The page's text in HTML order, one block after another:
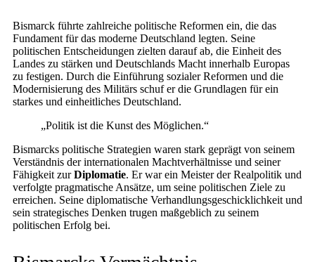
Bismarck führte zahlreiche politische Reformen ein, die das
Fundament für das moderne Deutschland legten. Seine
politischen Entscheidungen zielten darauf ab, die Einheit des
Landes zu stärken und Deutschlands Macht innerhalb Europas
zu festigen. Durch die Einführung sozialer Reformen und die
Modernisierung des Militärs schuf er die Grundlagen für ein
starkes und einheitliches Deutschland.
„Politik ist die Kunst des Möglichen.“
Bismarcks politische Strategien waren stark geprägt von seinem
Verständnis der internationalen Machtverhältnisse und seiner
Fähigkeit zurDiplomatie. Er war ein Meister der Realpolitik und
verfolgte pragmatische Ansätze, um seine politischen Ziele zu
erreichen. Seine diplomatische Verhandlungsgeschicklichkeit und
sein strategisches Denken trugen maßgeblich zu seinem
politischen Erfolg bei.